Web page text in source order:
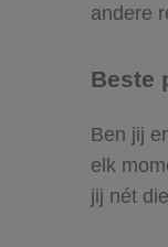
andere
Beste
Ben jij
elk
jij nét